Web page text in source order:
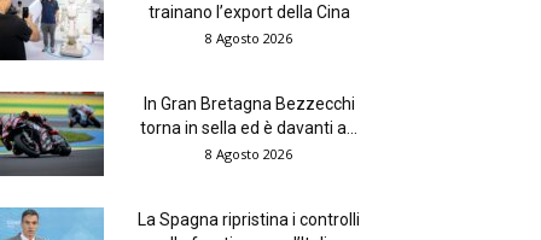
trainano l’export della Cina
8 Agosto 2026
In Gran Bretagna Bezzecchi
torna in sella ed è davanti a...
8 Agosto 2026
La Spagna ripristina i controlli